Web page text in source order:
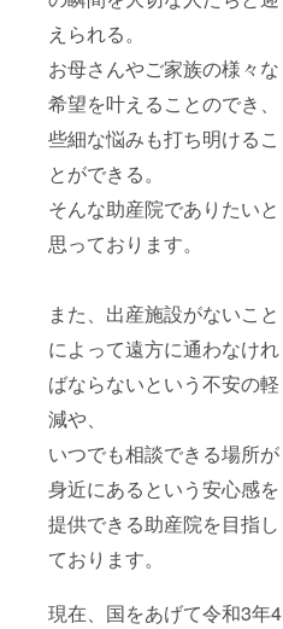
えられる。
お母さんやご家族の様々な
希望を叶えることのでき、
些細な悩みも打ち明けるこ
とができる。
そんな助産院でありたいと
思っております。
また、出産施設がないこと
によって遠方に通わなけれ
ばならないという不安の軽
減や、
いつでも相談できる場所が
身近にあるという安心感を
提供できる助産院を目指し
ております。
現在、国をあげて令和3年4